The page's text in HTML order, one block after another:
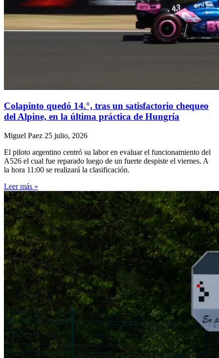
Colapinto quedó 14.°, tras un satisfactorio chequeo
del Alpine, en la última práctica de Hungría
Miguel Paez 25 julio, 2026
El piloto argentino centró su labor en evaluar el funcionamiento del
A526 el cual fue reparado luego de un fuerte despiste el viernes. A
la hora 11:00 se realizará la clasificación.
Leer más »